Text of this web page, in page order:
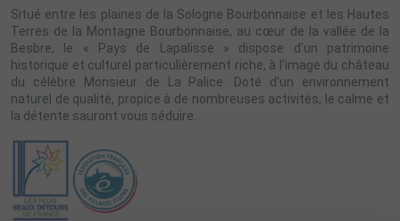
Situé entre les plaines de la Sologne Bourbonnaise et les Hautes
Terres de la Montagne Bourbonnaise, au cœur de la vallée de la
Besbre, le « Pays de Lapalisse » dispose d’un patrimoine
historique et culturel particulièrement riche, à l'image du château
du célèbre Monsieur de La Palice. Doté d'un environnement
naturel de qualité, propice à de nombreuses activités, le calme et
la détente sauront vous séduire.